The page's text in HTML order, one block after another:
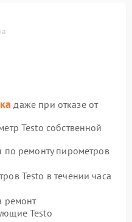
даже при отказе от
Testo собственной
по ремонту пирометров
Testo в течении часа
ремонт
Testo